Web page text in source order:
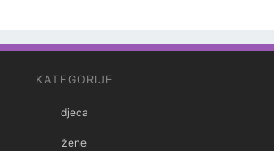
KATEGORIJE
djeca
žene